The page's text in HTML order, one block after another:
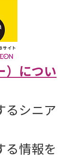
）につい
るシニア
る情報を